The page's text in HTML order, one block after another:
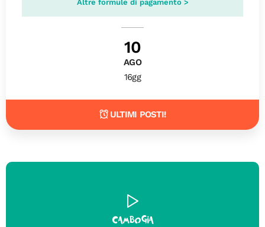
Altre formule di pagamento >
10
AGO
16gg
ULTIMI POSTI!
Cambogia